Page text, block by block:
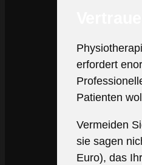
erfordert
Patienten
Vermeiden
sie sagen
Euro), das